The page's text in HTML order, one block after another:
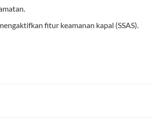
fitur keamanan kapal (SSAS).